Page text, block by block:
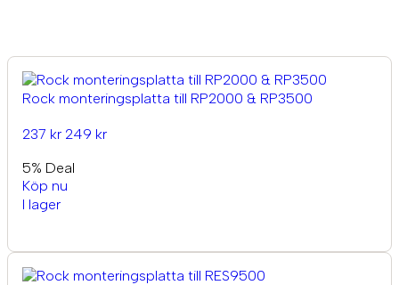
Rock monteringsplatta till RP2000 & RP3500
237 kr 249 kr
5% Deal
Köp nu
I lager